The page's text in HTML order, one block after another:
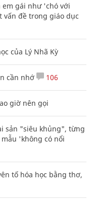
em gái như 'chó với
đề trong giáo dục
của Lý Nhã Kỳ
cần nhớ 106
giờ nên gọi
sản "siêu khủng", từng
'không có nổi
tố hóa học bằng thơ,